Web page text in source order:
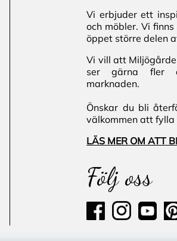
Vi erbjuder ett
och möbler. Vi
öppet större delen
Vi vill att
ser gärna fler
marknaden.
Önskar du bli
välkommen att fylla
LÄS MER OM ATT
Följ oss